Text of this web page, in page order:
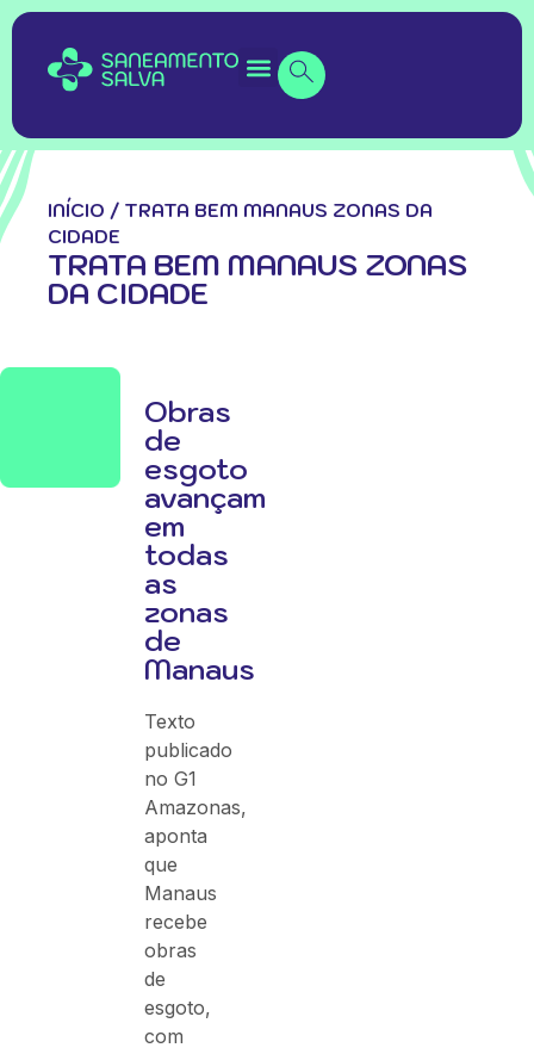
INÍCIO / TRATA BEM MANAUS ZONAS DA
CIDADE
TRATA BEM MANAUS ZONAS
DA CIDADE
Obras
de
esgoto
avançam
em
todas
as
zonas
de
Manaus
Texto
publicado
no G1
Amazonas,
aponta
que
Manaus
recebe
obras
de
esgoto,
com